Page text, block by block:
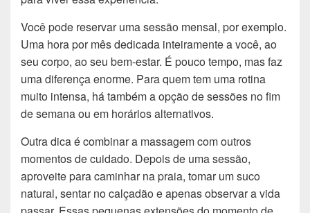
Você pode reservar uma sessão mensal, por exemplo.
Uma hora por mês dedicada inteiramente a você, ao
seu corpo, ao seu bem-estar. É pouco tempo, mas faz
uma diferença enorme. Para quem tem uma rotina
muito intensa, há também a opção de sessões no fim
de semana ou em horários alternativos.
Outra dica é combinar a massagem com outros
momentos de cuidado. Depois de uma sessão,
aproveite para caminhar na praia, tomar um suco
natural, sentar no calçadão e apenas observar a vida